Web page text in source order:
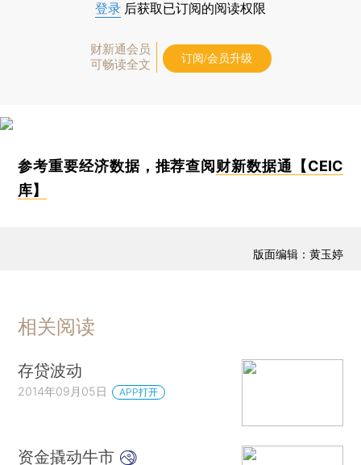
登录 后获取已订阅的阅读权限
财新通会员
可畅读全文
订阅/会员升级
参考重要经济数据，推荐查阅 财新数据通【CEIC
库】
版面编辑：黄玉婷
相关阅读
存贷波动
2014年09月05日 APP打开
资金撬动牛市